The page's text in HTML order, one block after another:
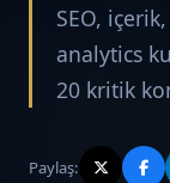
SEO,
analytics
20 kritik
Paylaş: